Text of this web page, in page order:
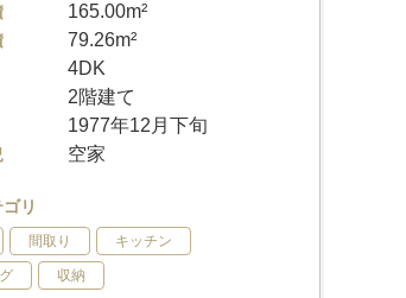
165.00m²
79.26m²
4DK
2階建て
1977年12月下旬
空家
リ
間取り キッチン
収納